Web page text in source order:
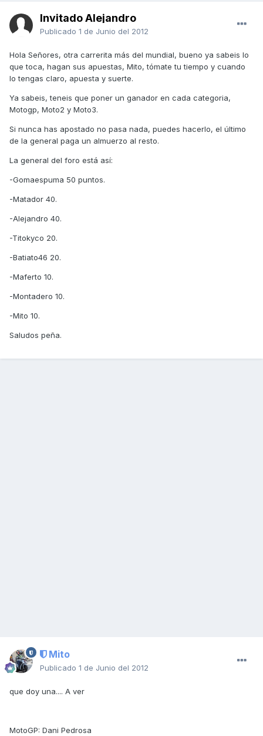
Invitado Alejandro
Publicado 1 de Junio del 2012
Hola Señores, otra carrerita más del mundial, bueno ya sabeis lo
que toca, hagan sus apuestas, Mito, tómate tu tiempo y cuando
lo tengas claro, apuesta y suerte.
Ya sabeis, teneis que poner un ganador en cada categoria,
Motogp, Moto2 y Moto3.
Si nunca has apostado no pasa nada, puedes hacerlo, el último
de la general paga un almuerzo al resto.
La general del foro está así:
-Gomaespuma 50 puntos.
-Matador 40.
-Alejandro 40.
-Titokyco 20.
-Batiato46 20.
-Maferto 10.
-Montadero 10.
-Mito 10.
Saludos peña.
Mito
Publicado 1 de Junio del 2012
que doy una.... A ver
MotoGP: Dani Pedrosa